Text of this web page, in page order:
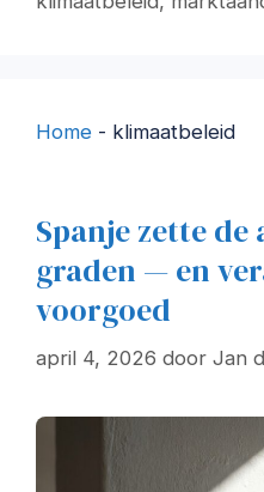
Home - klimaatbeleid
Spanje zette de
graden — en
voorgoed
april 4, 2026 door Jan